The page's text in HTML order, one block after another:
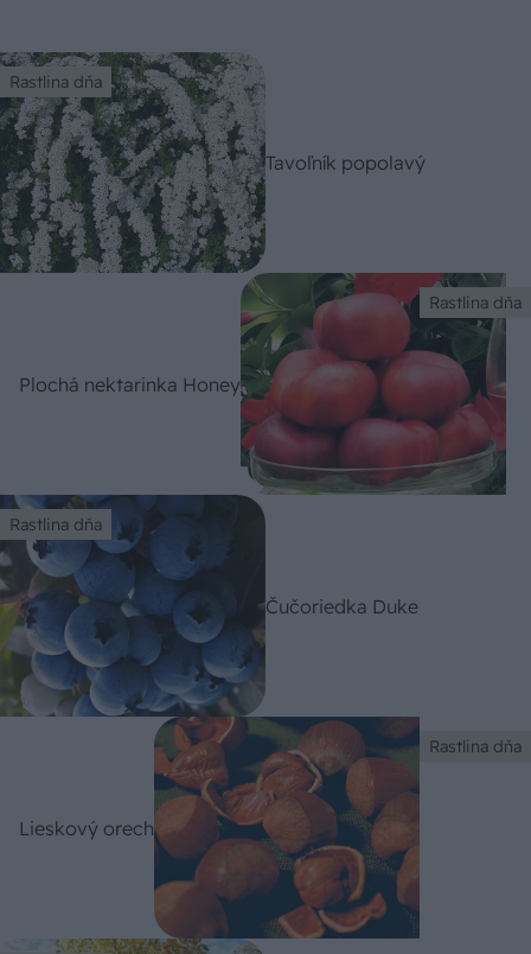
Rastlina dňa
Tavoľník popolavý
Rastlina dňa
Plochá nektarinka Honey
Rastlina dňa
Čučoriedka Duke
Rastlina dňa
Lieskový orech